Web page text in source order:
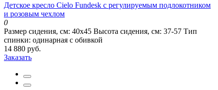
Детское кресло Cielo Fundesk с регулируемым подлокотником
и розовым чехлом
0
Размер сидения, см: 40х45 Высота сидения, см: 37-57 Тип
спинки: одинарная с обивкой
14 880 руб.
Заказать